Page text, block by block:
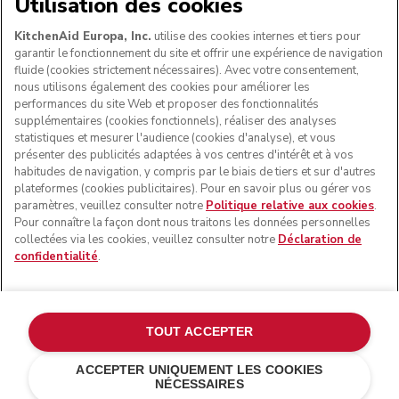
SUIVEZ-NOUS
forme du robot pâtissier multifonction sont des marques
commerciales aux États-Unis et ailleurs.
Gérer mes cookies
Politique de confidentialité
Politique en matière de cookies
Utilisation des cookies
KitchenAid Europa, Inc. utilise des cookies internes et tiers pour
garantir le fonctionnement du site et offrir une expérience de navigation
fluide (cookies strictement nécessaires). Avec votre consentement,
nous utilisons également des cookies pour améliorer les
performances du site Web et proposer des fonctionnalités
supplémentaires (cookies fonctionnels), réaliser des analyses
statistiques et mesurer l'audience (cookies d'analyse), et vous
présenter des publicités adaptées à vos centres d'intérêt et à vos
habitudes de navigation, y compris par le biais de tiers et sur d'autres
plateformes (cookies publicitaires). Pour en savoir plus ou gérer vos
paramètres, veuillez consulter notre Politique relative aux cookies.
Pour connaître la façon dont nous traitons les données personnelles
collectées via les cookies, veuillez consulter notre Déclaration de
confidentialité.
ACCEPTER UNIQUEMENT LES COOKIES
NÉCESSAIRES
TOUT ACCEPTER